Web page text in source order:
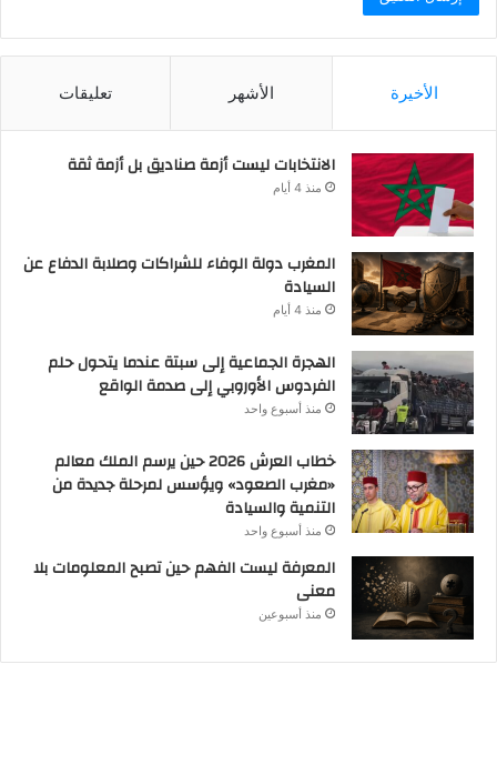
الأخيرة الأشهر تعليقات
الانتخابات ليست أزمة صناديق بل أزمة ثقة
منذ 4 أيام
المغرب دولة الوفاء للشراكات وصلابة الدفاع عن
السيادة
منذ 4 أيام
الهجرة الجماعية إلى سبتة عندما يتحول حلم
الفردوس الأوروبي إلى صدمة الواقع
منذ أسبوع واحد
خطاب العرش 2026 حين يرسم الملك معالم
«مغرب الصعود» ويؤسس لمرحلة جديدة من
التنمية والسيادة
منذ أسبوع واحد
المعرفة ليست الفهم حين تصبح المعلومات بلا
معنى
منذ أسبوعين